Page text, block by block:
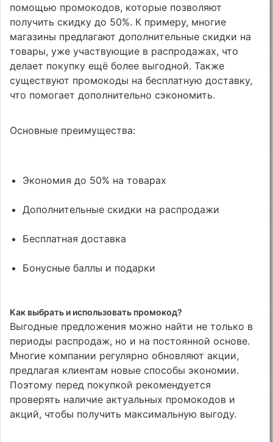
помощью промокодов, которые позволяют
получить скидку до 50%. К примеру, многие
магазины предлагают дополнительные скидки на
товары, уже участвующие в распродажах, что
делает покупку ещё более выгодной. Также
существуют промокоды на бесплатную доставку,
что помогает дополнительно сэкономить.
Основные преимущества:
Экономия до 50% на товарах
Дополнительные скидки на распродажи
Бесплатная доставка
Бонусные баллы и подарки
Как выбрать и использовать промокод?
Выгодные предложения можно найти не только в
периоды распродаж, но и на постоянной основе.
Многие компании регулярно обновляют акции,
предлагая клиентам новые способы экономии.
Поэтому перед покупкой рекомендуется
проверять наличие актуальных промокодов и
акций, чтобы получить максимальную выгоду.